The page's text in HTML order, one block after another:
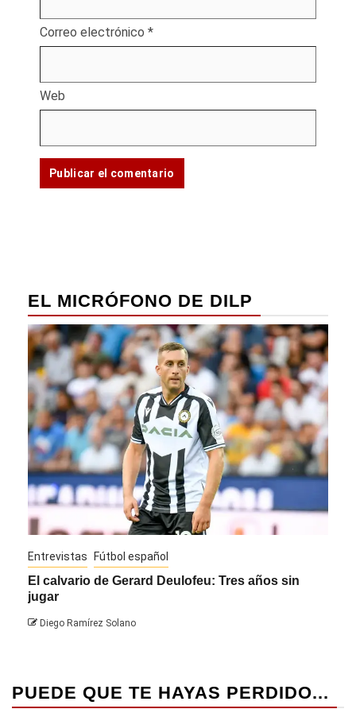
Correo electrónico *
Web
EL MICRÓFONO DE DILP
Entrevistas Fútbol español
El calvario de Gerard Deulofeu: Tres años sin
jugar
Diego Ramírez Solano
PUEDE QUE TE HAYAS PERDIDO...